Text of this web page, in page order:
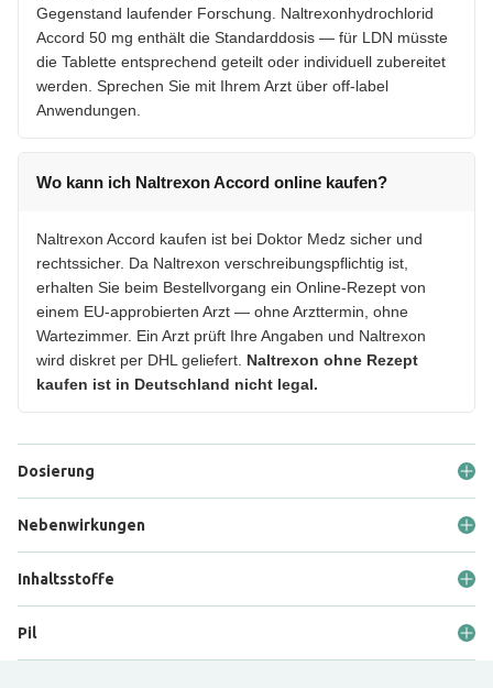
Gegenstand laufender Forschung. Naltrexonhydrochlorid
Accord 50 mg enthält die Standarddosis — für LDN müsste
die Tablette entsprechend geteilt oder individuell zubereitet
werden. Sprechen Sie mit Ihrem Arzt über off-label
Anwendungen.
Wo kann ich Naltrexon Accord online kaufen?
Naltrexon Accord kaufen ist bei Doktor Medz sicher und
rechtssicher. Da Naltrexon verschreibungspflichtig ist,
erhalten Sie beim Bestellvorgang ein Online-Rezept von
einem EU-approbierten Arzt — ohne Arzttermin, ohne
Wartezimmer. Ein Arzt prüft Ihre Angaben und Naltrexon
wird diskret per DHL geliefert. Naltrexon ohne Rezept
kaufen ist in Deutschland nicht legal.
Dosierung
Nebenwirkungen
Inhaltsstoffe
Pil